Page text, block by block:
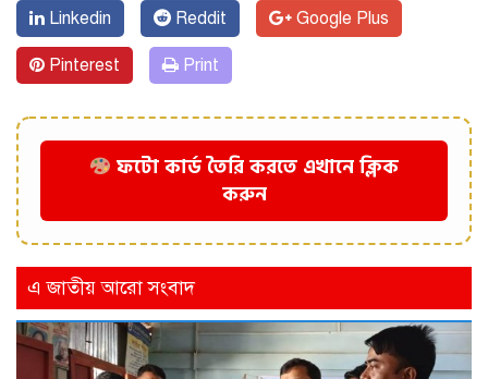
Linkedin Reddit Google Plus
Pinterest Print
ফটো কার্ড তৈরি করতে এখানে ক্লিক
করুন
এ জাতীয় আরো সংবাদ